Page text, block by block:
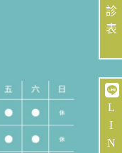
診
表
L
I
N